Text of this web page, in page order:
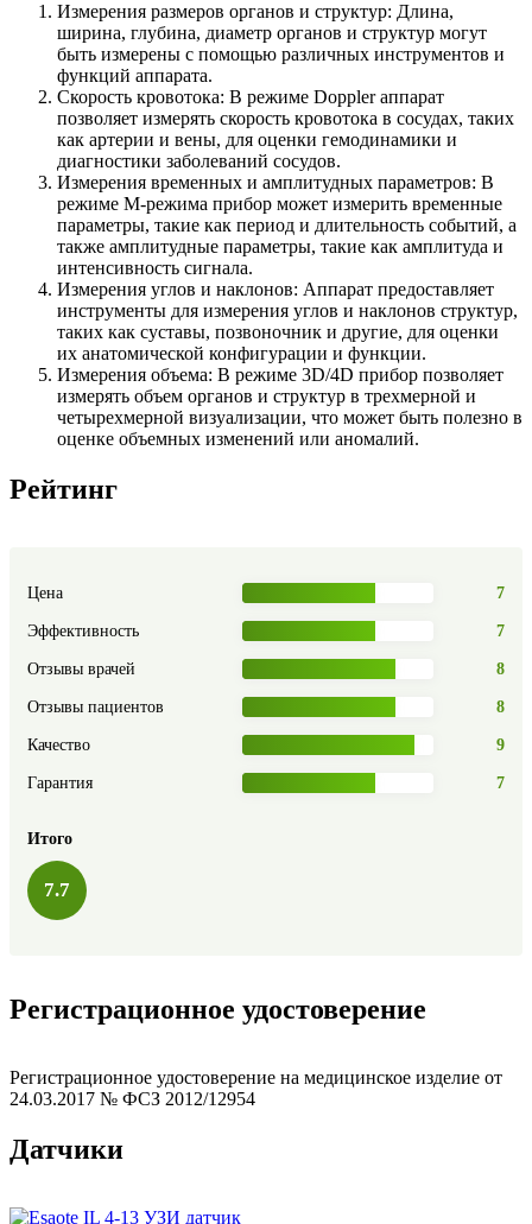
Измерения размеров органов и структур: Длина,
ширина, глубина, диаметр органов и структур могут
быть измерены с помощью различных инструментов и
функций аппарата.
Скорость кровотока: В режиме Doppler аппарат
позволяет измерять скорость кровотока в сосудах, таких
как артерии и вены, для оценки гемодинамики и
диагностики заболеваний сосудов.
Измерения временных и амплитудных параметров: В
режиме M-режима прибор может измерить временные
параметры, такие как период и длительность событий, а
также амплитудные параметры, такие как амплитуда и
интенсивность сигнала.
Измерения углов и наклонов: Аппарат предоставляет
инструменты для измерения углов и наклонов структур,
таких как суставы, позвоночник и другие, для оценки
их анатомической конфигурации и функции.
Измерения объема: В режиме 3D/4D прибор позволяет
измерять объем органов и структур в трехмерной и
четырехмерной визуализации, что может быть полезно в
оценке объемных изменений или аномалий.
Рейтинг
Цена 7
Эффективность 7
Отзывы врачей 8
Отзывы пациентов 8
Качество 9
Гарантия 7
Итого
7.7
Регистрационное удостоверение
Регистрационное удостоверение на медицинское изделие от
24.03.2017 № ФСЗ 2012/12954
Датчики